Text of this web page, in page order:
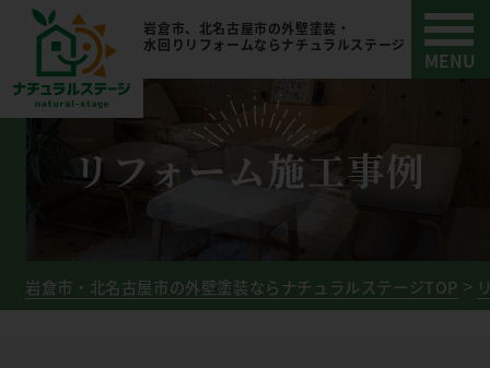
岩倉市、北名古屋市の外壁塗装・
水回りリフォームならナチュラルステージ
リフォーム施工事例
岩倉市・北名古屋市の外壁塗装ならナチュラルステージTOP